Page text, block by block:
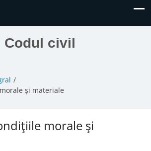
Codul civil
şi materiale
morale şi